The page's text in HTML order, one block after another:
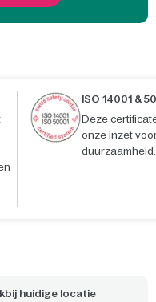
ISO 14001 &
Deze
onze inzet
duurzaamheid.
huidige locatie